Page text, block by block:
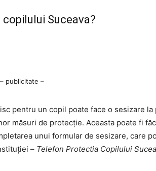
Suceava?
– publicitate –
pentru un copil poate face o sesizare la
măsuri de protecție. Aceasta poate fi
unui formular de sesizare, care
– Telefon Protectia Copilului